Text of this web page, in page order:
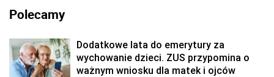
Polecamy
Dodatkowe lata do emerytury za
wychowanie dzieci. ZUS przypomina o
ważnym wniosku dla matek i ojców